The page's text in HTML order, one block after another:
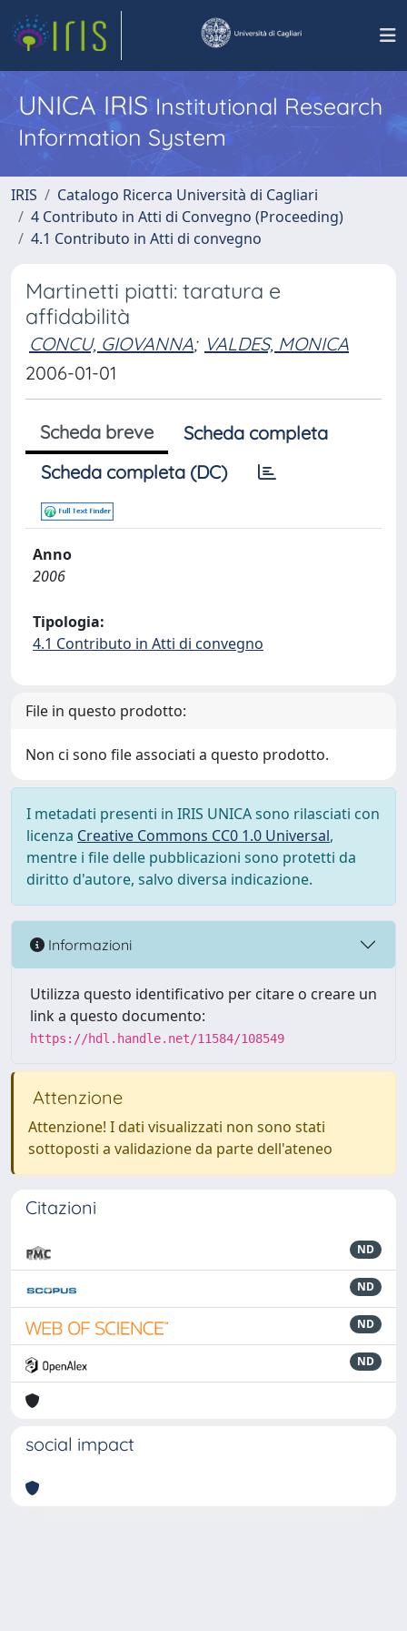
UNICA IRISInstitutional Research
Information System
IRIS
Catalogo Ricerca Università di Cagliari
4 Contributo in Atti di Convegno (Proceeding)
4.1 Contributo in Atti di convegno
Martinetti piatti: taratura e
affidabilità
CONCU, GIOVANNA; VALDES, MONICA
2006-01-01
Scheda breve
Scheda completa
Scheda completa (DC)
Anno
2006
Tipologia:
4.1 Contributo in Atti di convegno
File in questo prodotto:
Non ci sono file associati a questo prodotto.
I metadati presenti in IRIS UNICA sono rilasciati con
licenza Creative Commons CC0 1.0 Universal,
mentre i file delle pubblicazioni sono protetti da
diritto d'autore, salvo diversa indicazione.
Informazioni
Utilizza questo identificativo per citare o creare un
link a questo documento:
https://hdl.handle.net/11584/108549
Attenzione
Attenzione! I dati visualizzati non sono stati
sottoposti a validazione da parte dell'ateneo
Citazioni
ND
ND
ND
ND
social impact